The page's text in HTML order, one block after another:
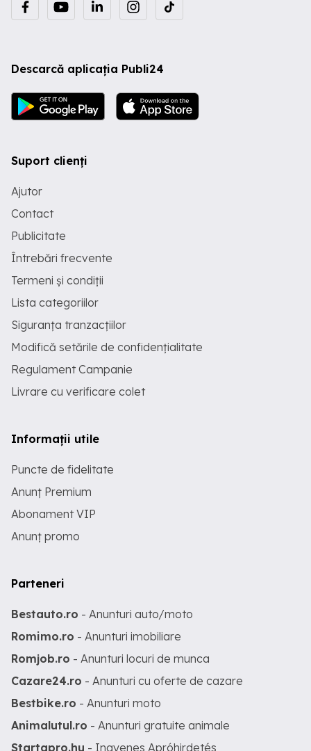
Descarcă aplicația Publi24
Suport clienți
Ajutor
Contact
Publicitate
Întrebări frecvente
Termeni și condiții
Lista categoriilor
Siguranța tranzacțiilor
Modifică setările de confidențialitate
Regulament Campanie
Livrare cu verificare colet
Informații utile
Puncte de fidelitate
Anunț Premium
Abonament VIP
Anunț promo
Parteneri
Bestauto.ro - Anunturi auto/moto
Romimo.ro - Anunturi imobiliare
Romjob.ro - Anunturi locuri de munca
Cazare24.ro - Anunturi cu oferte de cazare
Bestbike.ro - Anunturi moto
Animalutul.ro - Anunturi gratuite animale
Startapro.hu - Ingyenes Apróhirdetés